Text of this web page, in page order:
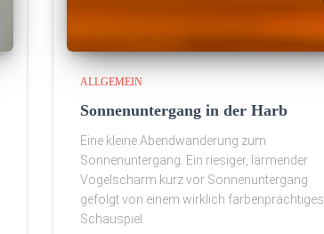
ALLGEMEIN
Sonnenuntergang in der Harb
Eine kleine Abendwanderung zum
Sonnenuntergang. Ein riesiger, lärmender
Vogelscharm kurz vor Sonnenuntergang
gefolgt von einem wirklich farbenprächtiges
Schauspiel.